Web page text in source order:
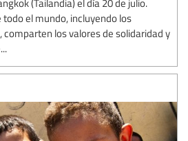
(Tailandia) el día 20 de julio.
el mundo, incluyendo los
comparten los valores de solidaridad y